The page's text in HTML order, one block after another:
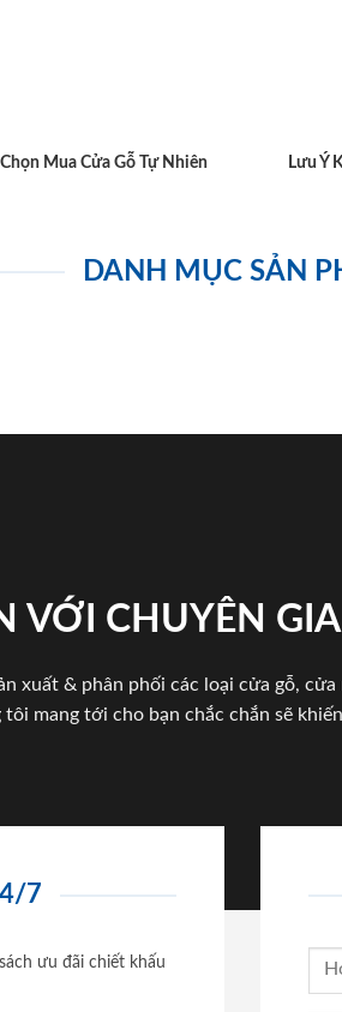
Mua Cửa Gỗ Tự Nhiên
Lưu Ý
DANH MỤC SẢN
VỚI CHUYÊN
xuất & phân phối các loại cửa gỗ,
tôi mang tới cho bạn chắc chắn sẽ
7
ưu đãi chiết khấu